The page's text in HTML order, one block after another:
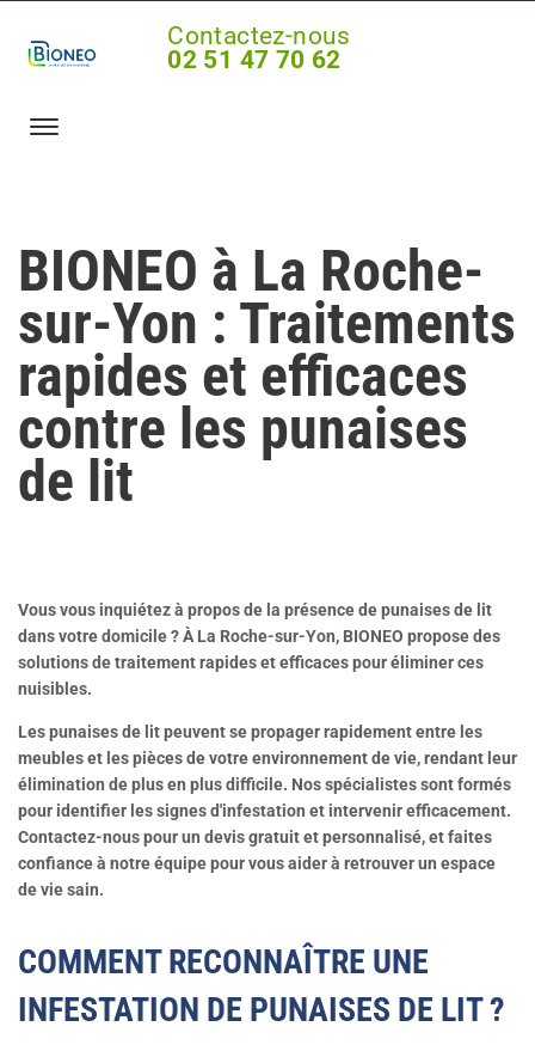
Contactez-nous
02 51 47 70 62
BIONEO à La Roche-
sur-Yon : Traitements
rapides et efficaces
contre les punaises
de lit
Vous vous inquiétez à propos de la présence de punaises de lit
dans votre domicile ? À La Roche-sur-Yon, BIONEO propose des
solutions de traitement rapides et efficaces pour éliminer ces
nuisibles.
Les punaises de lit peuvent se propager rapidement entre les
meubles et les pièces de votre environnement de vie, rendant leur
élimination de plus en plus difficile. Nos spécialistes sont formés
pour identifier les signes d'infestation et intervenir efficacement.
Contactez-nous pour un devis gratuit et personnalisé, et faites
confiance à notre équipe pour vous aider à retrouver un espace
de vie sain.
COMMENT RECONNAÎTRE UNE
INFESTATION DE PUNAISES DE LIT ?